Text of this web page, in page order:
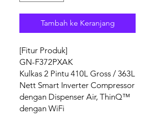
Tambah ke Keranjang
[Fitur Produk]
GN-F372PXAK
Kulkas 2 Pintu 410L Gross / 363L
Nett Smart Inverter Compressor
dengan Dispenser Air, ThinQ™
dengan WiFi